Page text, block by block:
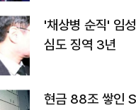
'채상병 순직' 임
심도 징역 3년
현금 88조 쌓인